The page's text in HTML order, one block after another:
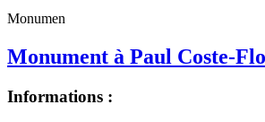
Monumen
Monument à Paul Coste-
Informations :